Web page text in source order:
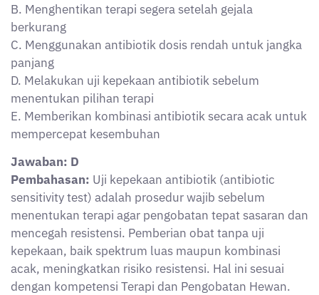
B. Menghentikan terapi segera setelah gejala
berkurang
C. Menggunakan antibiotik dosis rendah untuk jangka
panjang
D. Melakukan uji kepekaan antibiotik sebelum
menentukan pilihan terapi
E. Memberikan kombinasi antibiotik secara acak untuk
mempercepat kesembuhan
Jawaban: D
Pembahasan: Uji kepekaan antibiotik (antibiotic
sensitivity test) adalah prosedur wajib sebelum
menentukan terapi agar pengobatan tepat sasaran dan
mencegah resistensi. Pemberian obat tanpa uji
kepekaan, baik spektrum luas maupun kombinasi
acak, meningkatkan risiko resistensi. Hal ini sesuai
dengan kompetensi Terapi dan Pengobatan Hewan.